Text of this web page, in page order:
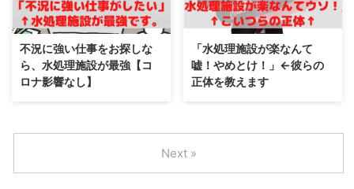
不況に強い仕事をお探しな
ら、水処理施設が最強【コ
ロナ影響なし】
「水処理施設が楽なんて
嘘！やめとけ！」←彼らの
正体を教えます
Next »